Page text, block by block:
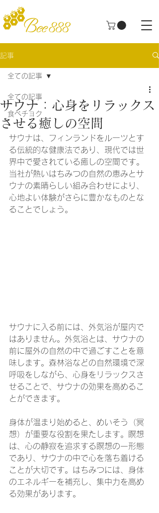
記事
全ての記事
食べチョク
全ての記事
サウナ：心身をリラックス
させる癒しの空間
サウナは、フィンランドをルーツとす
る伝統的な健康法であり、現代では世
界中で愛されている癒しの空間です。
当社が熱いはちみつの自然の恵みとサ
ウナの素晴らしい組み合わせにより、
心地よい体験がさらに豊かなものとな
ることでしょう。
サウナに入る前には、外気浴が屋内で
はありません。外気浴とは、サウナの
前に屋外の自然の中で過ごすことを意
味します。森林浴などの自然環境で深
呼吸をしながら、心身をリラックスさ
せることで、サウナの効果を高めるこ
とができます。
身体が温まり始めると、めいそう（冥
想）が重要な役割を果たします。瞑想
は、心の静寂を追求する瞑想の一形態
であり、サウナの中で心を落ち着ける
ことが大切です。はちみつには、身体
のエネルギーを補充し、集中力を高め
る効果があります。